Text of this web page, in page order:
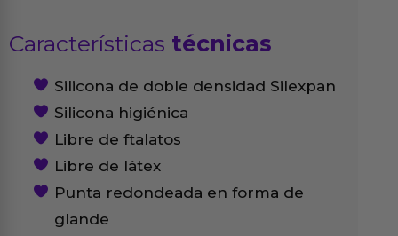
Características técnicas
Silicona de doble densidad Silexpan
Silicona higiénica
Libre de ftalatos
Libre de látex
Punta redondeada en forma de
glande